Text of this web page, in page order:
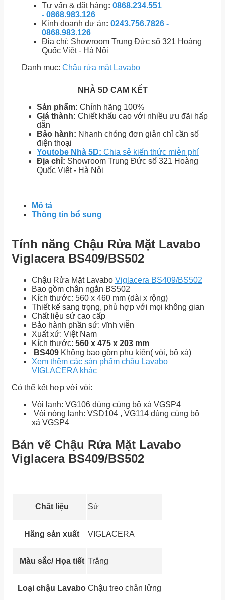
Tư vấn & đặt hàng: 0868.234.551
- 0868.983.126
Kinh doanh dự án: 0243.756.7826 -
0868.983.126
Địa chỉ: Showroom Trung Đức số 321 Hoàng
Quốc Việt - Hà Nội
Danh mục: Chậu rửa mặt Lavabo
NHÀ 5D CAM KẾT
Sản phẩm: Chính hãng 100%
Giá thành: Chiết khấu cao với nhiều ưu đãi hấp
dẫn
Bảo hành: Nhanh chóng đơn giản chỉ cần số
điện thoại
Youtobe Nhà 5D: Chia sẻ kiến thức miễn phí
Địa chỉ: Showroom Trung Đức số 321 Hoàng
Quốc Việt - Hà Nội
Mô tả
Thông tin bổ sung
Tính năng Chậu Rửa Mặt Lavabo
Viglacera BS409/BS502
Chậu Rửa Mặt Lavabo Viglacera BS409/BS502
Bao gồm chân ngắn BS502
Kích thước: 560 x 460 mm (dài x rộng)
Thiết kế sang trọng, phù hợp với mọi không gian
Chất liệu sứ cao cấp
Bảo hành phần sứ: vĩnh viễn
Xuất xứ: Việt Nam
Kích thước: 560 x 475 x 203 mm
BS409 Không bao gồm phụ kiên( vòi, bộ xả)
Xem thêm các sản phẩm chậu Lavabo
VIGLACERA khác
Có thể kết hợp với vòi:
Vòi lạnh: VG106 dùng cùng bộ xả VGSP4
Vòi nóng lạnh: VSD104 , VG114 dùng cùng bộ
xả VGSP4
Bản vẽ Chậu Rửa Mặt Lavabo
Viglacera BS409/BS502
Chất liệu Sứ
Hãng sản xuất VIGLACERA
Màu sắc/ Họa tiết Trắng
Loại chậu Lavabo Chậu treo chân lửng